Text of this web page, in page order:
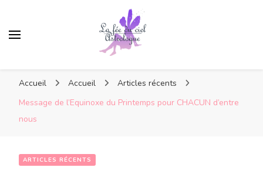
Accueil Accueil
Articles récents
Message de l’Equinoxe du Printemps pour CHACUN d’entre
nous
ARTICLES RÉCENTS